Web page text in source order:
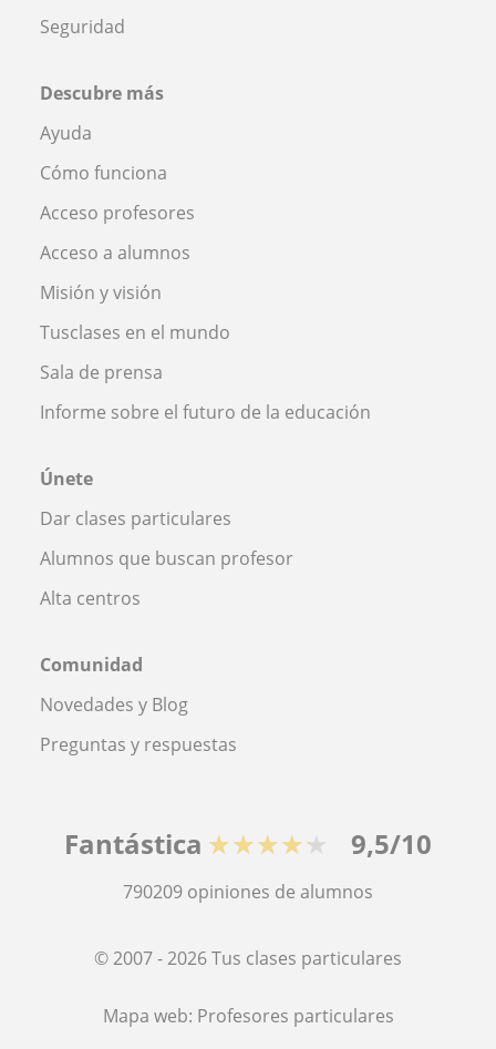
Seguridad
Descubre más
Ayuda
Cómo funciona
Acceso profesores
Acceso a alumnos
Misión y visión
Tusclases en el mundo
Sala de prensa
Informe sobre el futuro de la educación
Únete
Dar clases particulares
Alumnos que buscan profesor
Alta centros
Comunidad
Novedades y Blog
Preguntas y respuestas
Fantástica ★★★★★ 9,5/10
790209 opiniones de alumnos
© 2007 - 2026 Tus clases particulares
Mapa web: Profesores particulares